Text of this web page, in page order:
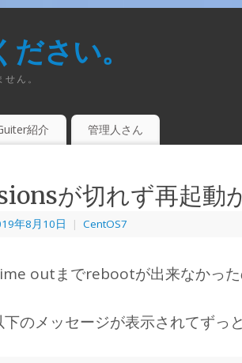
さい。
ん。
紹介 管理人さん
が切れず再起動
年8月10日 | CentOS7
outまでrebootが出来なかった
のメッセージが表示されてずっ